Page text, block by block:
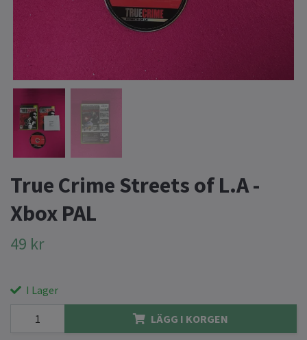
True Crime Streets of L.A -
Xbox PAL
49 kr
I Lager
LÄGG I KORGEN